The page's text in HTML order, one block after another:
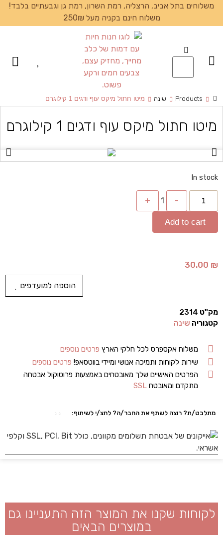
משלוחים בתל אביב, הרצליה, רמת השרון, רמת גן וגבעתיים בלבד!
משלוח חינם בקניה מעל 250₪
Products שינה מיטו חתול מיקס עוף ודגים 1 קילוגרם
מיטו חתול מיקס עוף ודגים 1 קילוגרם
In stock
-
1
+
Add to cart
30.00 ₪
הוספה למועדפים
מק"ט 2314
קטגוריה שינה
משלוח אקספרס לכל חלקי הארץ פרטים נוספים
שירות לקוחות ותמיכה אנושי ומיידי בווטסאפ! פרטים נוספים
הפרטים האישיים שלך מאובטחים באמצעות פרוטוקול אבטחה
מתקדם ומאובטחSSL
מתלבט/ת? רוצה לשתף את החבר/ה? לחצ/י לשיתוף:
לקוחות שקנו את המוצר הזה התעניינו גם
במוצרים הבאים